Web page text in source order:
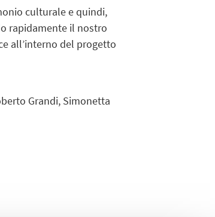
culturale e quindi,
rapidamente il nostro
all’interno del progetto
Grandi, Simonetta